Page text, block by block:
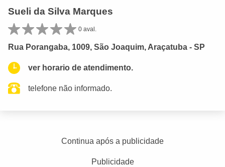
Sueli da Silva Marques
0 aval.
Rua Porangaba, 1009, São Joaquim, Araçatuba - SP
ver horario de atendimento.
telefone não informado.
Continua após a publicidade
Publicidade